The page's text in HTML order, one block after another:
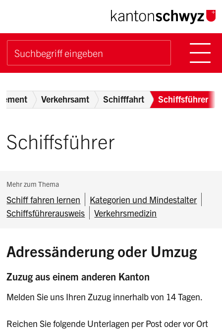
Navigieren im Kanton
Schnellnavigation
Suchbegriff
Breadcrumb
Verkehrsamt Schifffahrt Schiffsführer
Subnavigation:
Mehr zum Thema
Schiff fahren lernen
Kategorien und Mindestalter
Schiffsführerausweis
Verkehrsmedizin
Schiffsführer
Adressänderung oder Umzug
Zuzug aus einem anderen Kanton
Melden Sie uns Ihren Zuzug innerhalb von 14 Tagen.
Reichen Sie folgende Unterlagen per Post oder vor Ort